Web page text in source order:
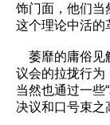
饰门面，他们当
这个理论中活
萎靡的庸俗见
议会的拉拢行为
当然也通过一些
决议和口号束